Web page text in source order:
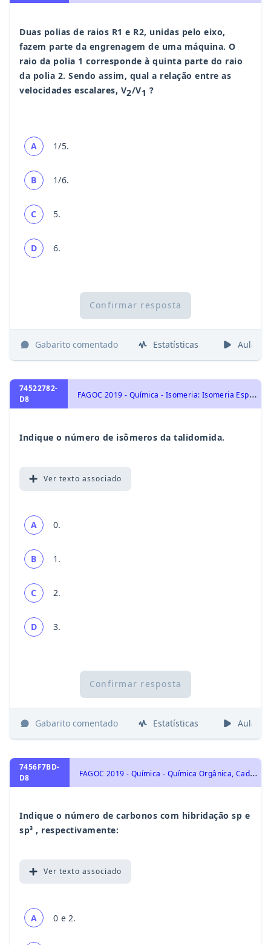
Duas polias de raios R1 e R2, unidas pelo eixo,
fazem parte da engrenagem de uma máquina. O
raio da polia 1 corresponde à quinta parte do raio
da polia 2. Sendo assim, qual a relação entre as
velocidades escalares, V2/V1 ?
A 1/5.
B 1/6.
C 5.
D 6.
Confirmar resposta
Gabarito comentado Estatísticas Aulas
74522782-
D8
F
AGOC 2019 - Química - Isomeria: Isomeria Espacial: Isomeria Geométrica (cis-trans) e Isomeria Óptica., Química Orgânica, Isomeria: Isomeria Plana: Cadeia, Posição, Compensação, Função e Tautomeria.
Indique o número de isômeros da talidomida.
Ver texto associado
A 0.
B 1.
C 2.
D 3.
Confirmar resposta
Gabarito comentado Estatísticas Aulas
7456F7BD-
D8
F
AGOC 2019 - Química - Química Orgânica, Cadeias Carbônicas: Características e Classificações do Átomo do Carbono, Tipos de Ligação e Hibridação. Tipos de Cadeias Carbônicas e Fórmulas. Séries: Homóloga, Isóloga e Heteróloga.
Indique o número de carbonos com hibridação sp e
sp³ , respectivamente:
Ver texto associado
A 0 e 2.